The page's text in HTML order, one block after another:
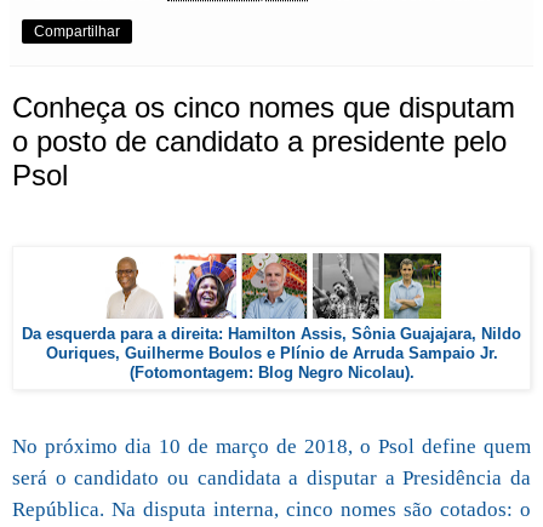
Compartilhar
Conheça os cinco nomes que disputam
o posto de candidato a presidente pelo
Psol
Da esquerda para a direita: Hamilton Assis, Sônia Guajajara, Nildo
Ouriques, Guilherme Boulos e Plínio de Arruda Sampaio Jr.
(Fotomontagem: Blog Negro Nicolau).
No próximo dia 10 de março de 2018, o Psol define quem
será o candidato ou candidata a disputar a Presidência da
República. Na disputa interna, cinco nomes são cotados: o